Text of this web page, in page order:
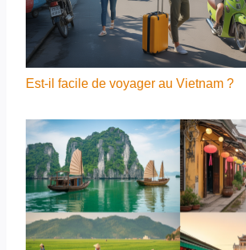
Est-il facile de voyager au Vietnam ?